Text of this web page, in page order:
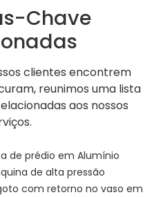
Chave
clientes encontrem
reunimos uma lista
aos nossos
de prédio em Alumínio
de alta pressão
com retorno no vaso em